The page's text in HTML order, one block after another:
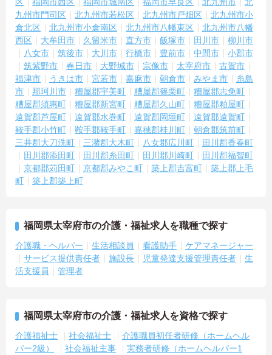
九州市門司区
北九州市若松区 北九州市戸畑区
北九州市小
倉北区
北九州市小倉南区 北九州市八幡東区
北九州市八幡
西区
大牟田市 久留米市 直方市 飯塚市 田川市
柳川市
八女市
筑後市 大川市 行橋市 豊前市 中間市
小郡市
筑紫野市
春日市 大野城市 宗像市 太宰府市
古賀市
福津市
うきは市 宮若市 嘉麻市 朝倉市 みやま市
糸島
市
那珂川市 糟屋郡宇美町 糟屋郡篠栗町
糟屋郡志免町
糟屋郡須惠町
糟屋郡新宮町 糟屋郡久山町
糟屋郡粕屋町
遠賀郡芦屋町
遠賀郡水巻町 遠賀郡岡垣町
遠賀郡遠賀町
鞍手郡小竹町
鞍手郡鞍手町 嘉穂郡桂川町
朝倉郡筑前町
三井郡大刀洗町
三潴郡大木町 八女郡広川町
田川郡香春町
田川郡添田町
田川郡糸田町 田川郡川崎町
田川郡福智町
京都郡苅田町
京都郡みやこ町 築上郡吉富町
築上郡上毛
町
築上郡築上町
福岡県太宰府市の介護・福祉求人を職種で探す
介護職・ヘルパー 生活相談員 看護助手
ケアマネージャー
サービス提供責任者
施設長 児童発達支援管理責任者
生
活支援員
管理者
福岡県太宰府市の介護・福祉求人を資格で探す
介護福祉士 社会福祉士
介護職員初任者研修（ホームヘル
パー2級）
社会福祉主事
実務者研修（ホームヘルパー1